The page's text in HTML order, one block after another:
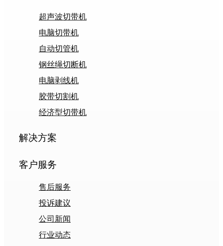
超声波切带机
电脑切带机
自动切管机
钢丝绳切断机
电脑剥线机
胶带切割机
经济型切带机
解决方案
客户服务
售后服务
投诉建议
公司新闻
行业动态